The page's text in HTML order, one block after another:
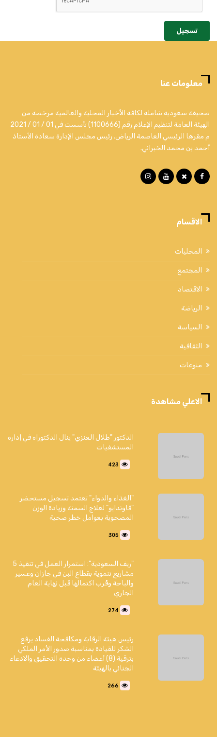
تسجيل
معلومات عنا
صحيفة سعودية شاملة لكافة الأخبار المحلية والعالمية مرخصة من
الهيئة العامة لتنظيم الإعلام رقم (1100666) تأسست في 01 / 01 / 2021
م مقرها الرئيسي العاصمة الرياض. رئيس مجلس الإدارة سعادة الأستاذ
أحمد بن محمد الخبراني.
الاقسام
المحليات
المجتمع
الاقتصاد
الرياضة
السياسة
الثقافية
منوعات
الاعلي مشاهدة
الدكتور "طلال العنزي" ينال الدكتوراه في إدارة
المستشفيات
423
"الغذاء والدواء" تعتمد تسجيل مستحضر
"فاوندايو" لعلاج السمنة وزيادة الوزن
المصحوبة بعوامل خطر صحية
305
"ريف السعودية": استمرار العمل في تنفيذ 5
مشاريع تنموية بقطاع البن في جازان وعسير
والباحة وقُرب اكتمالها قبل نهاية العام
الجاري
274
رئيس هيئة الرقابة ومكافحة الفساد يرفع
الشكر للقيادة بمناسبة صدور الأمر الملكي
بترقية (8) أعضاء من وحدة التحقيق والادعاء
الجنائي بالهيئة
266